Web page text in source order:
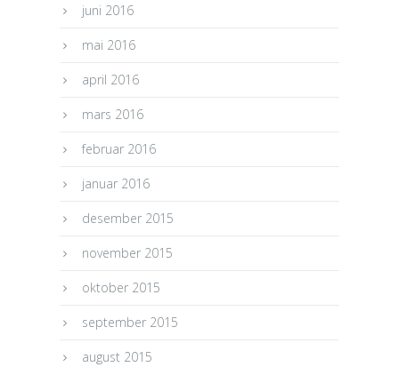
juni 2016
mai 2016
april 2016
mars 2016
februar 2016
januar 2016
desember 2015
november 2015
oktober 2015
september 2015
august 2015